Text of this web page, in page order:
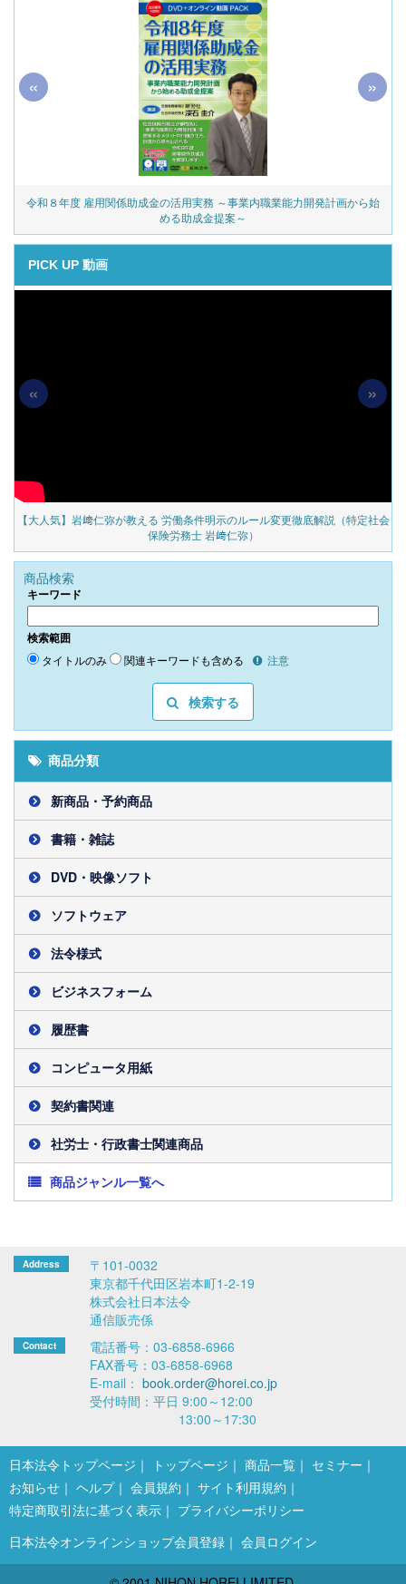
令和８年度 雇用関係助成金の活用実務 ～事業内職業能力開発計画から始
める助成金提案～
« »
PICK UP 動画
【大人気】岩﨑仁弥が教える 労働条件明示のルール変更徹底解説（特定社会
保険労務士 岩﨑仁弥）
« »
商品検索
キーワード
検索範囲
タイトルのみ 関連キーワードも含める 注意
検索する
商品分類
新商品・予約商品
書籍・雑誌
DVD・映像ソフト
ソフトウェア
法令様式
ビジネスフォーム
履歴書
コンピュータ用紙
契約書関連
社労士・行政書士関連商品
商品ジャンル一覧へ
〒101-0032
東京都千代田区岩本町1-2-19
株式会社日本法令
通信販売係
電話番号：03-6858-6966
FAX番号：03-6858-6968
E-mail： book.order@horei.co.jp
受付時間：平日 9:00～12:00
13:00～17:30
日本法令トップページ トップページ 商品一覧
セミナー
お知らせ
ヘルプ 会員規約
サイト利用規約
特定商取引法に基づく表示
プライバシーポリシー
日本法令オンラインショップ会員登録
会員ログイン